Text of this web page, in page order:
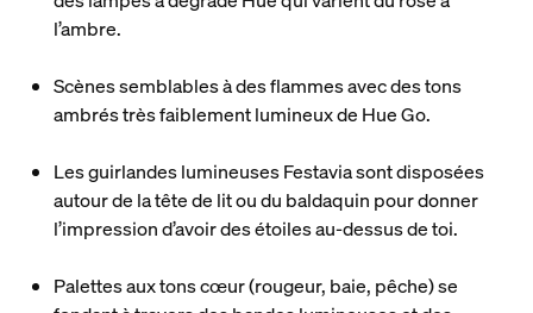
l’ambre.
Scènes semblables à des flammesavec des tons
ambrés très faiblement lumineux de Hue Go.
Les guirlandes lumineuses Festaviasont disposées
autour de la tête de lit ou du baldaquin pour donner
l’impression d’avoir des étoiles au-dessus de toi.
Palettes aux tons cœur(rougeur, baie, pêche) se